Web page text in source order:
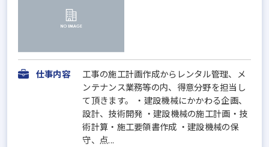
仕事内容
工事の施工計画作成からレンタル管理、メ
ンテナンス業務等の内、得意分野を担当し
て頂きます。 ・建設機械にかかわる企画、
設計、技術開発 ・建設機械の施工計画・技
術計算・施工要領書作成 ・建設機械の保
守、点...